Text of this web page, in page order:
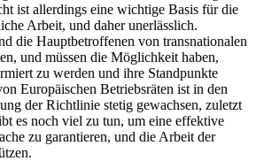
ist allerdings eine wichtige Basis für die
Arbeit, und daher unerlässlich.
die Hauptbetroffenen von transnationalen
und müssen die Möglichkeit haben,
zu werden und ihre Standpunkte
Europäischen Betriebsräten ist in den
der Richtlinie stetig gewachsen, zuletzt
es noch viel zu tun, um eine effektive
zu garantieren, und die Arbeit der